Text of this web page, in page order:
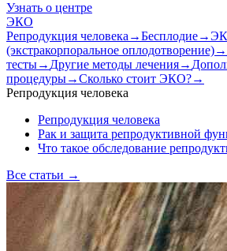
Узнать о центре
ЭКО
Репродукция человека →Бесплодие→
(экстракорпоральное оплодотворение)→
тесты→ Другие методы лечения→
процедуры→Сколько стоит ЭКО?→
Репродукция человека
Репродукция человека
Рак и защита репродуктивной
Что такое обследование
Все статьи →